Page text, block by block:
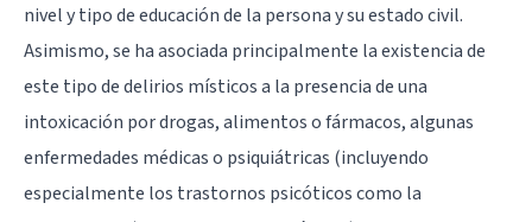
nivel y tipo de educación de la persona y su estado civil.
Asimismo, se ha asociada principalmente la existencia de
este tipo de delirios místicos a la presencia de una
intoxicación por drogas, alimentos o fármacos, algunas
enfermedades médicas o psiquiátricas (incluyendo
especialmente los trastornos psicóticos como la